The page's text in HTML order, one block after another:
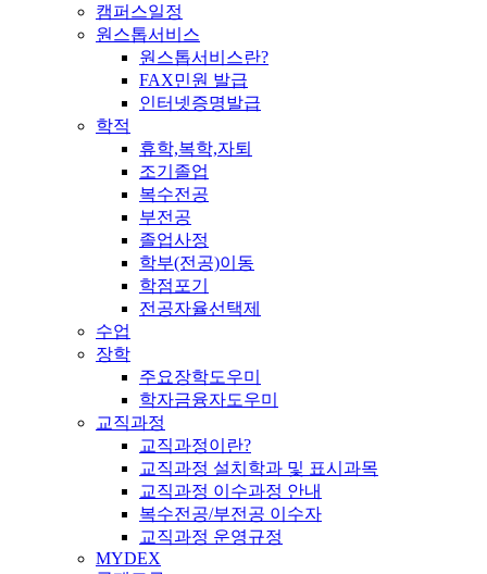
캠퍼스일정
원스톱서비스
원스톱서비스란?
FAX민원 발급
인터넷증명발급
학적
휴학,복학,자퇴
조기졸업
복수전공
부전공
졸업사정
학부(전공)이동
학점포기
전공자율선택제
수업
장학
주요장학도우미
학자금융자도우미
교직과정
교직과정이란?
교직과정 설치학과 및 표시과목
교직과정 이수과정 안내
복수전공/부전공 이수자
교직과정 운영규정
MYDEX